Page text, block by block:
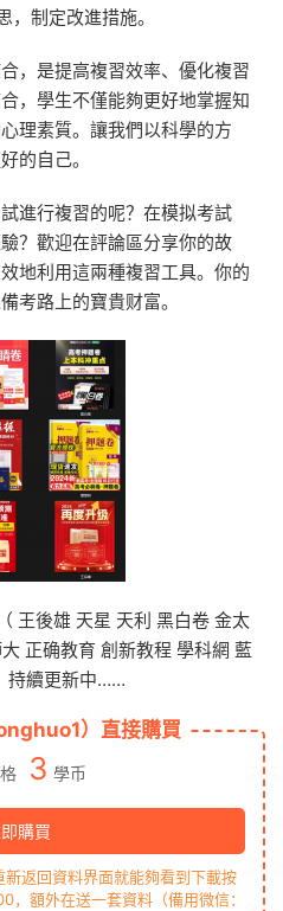
，制定改進措施。
，是提高複習效率、優化複習
，學生不僅能夠更好地掌握知
理素質。讓我們以科學的方
的自己。
進行複習的呢？在模拟考試
？歡迎在評論區分享你的故
地利用這兩種複習工具。你的
考路上的寶貴财富。
王後雄 天星 天利 黑白卷 金太
正确教育 創新教程 學科網 藍
持續更新中……
）直接購買
3 學币
購買
返回資料界面就能夠看到下載按
額外在送一套資料（備用微信：